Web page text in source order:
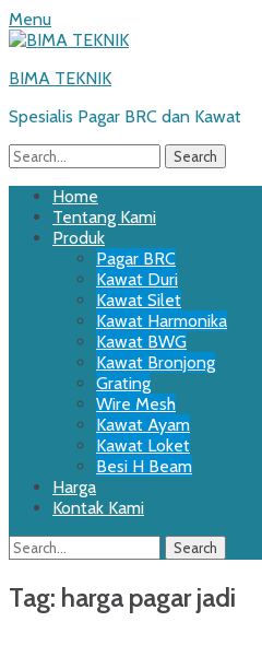
Menu
BIMA TEKNIK
Spesialis Pagar BRC dan Kawat
Search
for:
Primary
Menu
Skip
content
Home
Tentang Kami
Produk
Pagar BRC
Kawat Duri
Kawat Silet
Kawat Harmonika
Kawat BWG
Kawat Bronjong
Grating
Wire Mesh
Kawat Ayam
Kawat Loket
Besi H Beam
Harga
Kontak Kami
Search
Search
for:
Tag: harga pagar jadi